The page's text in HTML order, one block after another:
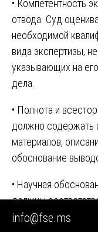
• Компетентность
отвода. Суд
необходимой
вида экспертизы,
указывающих на
дела.
• Полнота и
должно содержать
материалов,
обоснование
• Научная
должны
данным,
info@fse.ms